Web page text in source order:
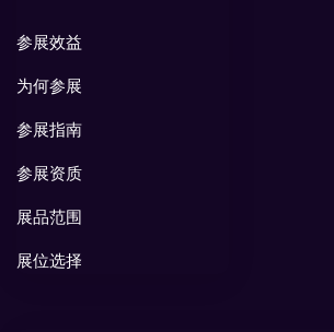
参展效益
为何参展
参展指南
参展资质
展品范围
展位选择